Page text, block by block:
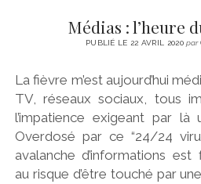
Médias : l’heure
PUBLIÉ LE 22 AVRIL 2020par
La fièvre m’est aujourd’hui
TV, réseaux sociaux, tous
l’impatience exigeant par là
Overdosé par ce “24/24
avalanche d’informations est
au risque d’être touché par